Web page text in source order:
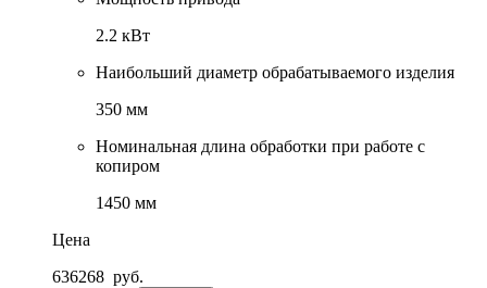
2.2 кВт
Наибольший диаметр обрабатываемого изделия
350 мм
Номинальная длина обработки при работе с
копиром
1450 мм
Цена
636268 руб.